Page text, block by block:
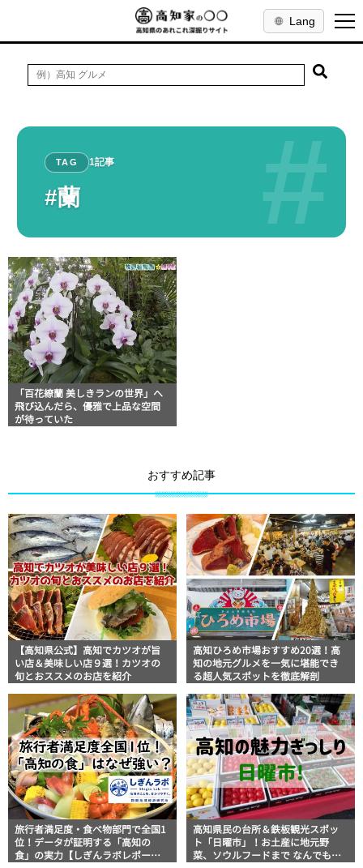
Lang
#
TAG 1記事
#蘭
「百花繚蘭 美しきランの世界」へ
飛び込んだら、優雅で上品な空間
が待っていた
おすすめ記事
【高知県公式】高知でカツオが旨
い店＆美味しい店９選！カツオの
旬とおススメのお店を紹介
高知ひろめ市場おすすめ20選！高
知の地元グルメを一気に堪能でき
る超人気スポットを徹底解剖
旅行者満足度・食べ物部門で全国1
位！データが証明する「高知の
食」の実力【しぎんラボレポー
高知県民の台所＆鉄板観光スポッ
ト「日曜市」！お土産に地元野
菜、ソウルフードまで なんでもそ